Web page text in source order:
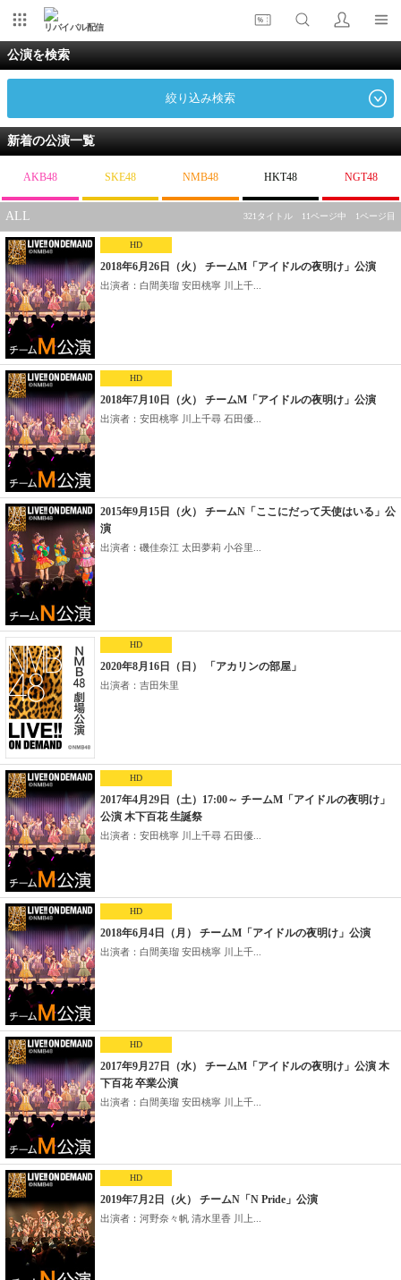
リバイバル配信
公演を検索
絞り込み検索
新着の公演一覧
AKB48 SKE48 NMB48 HKT48 NGT48
ALL 321タイトル 11ページ中 1ページ目
HD
2018年6月26日（火） チームM「アイドルの夜明け」公演
出演者：白間美瑠 安田桃寧 川上千...
HD
2018年7月10日（火） チームM「アイドルの夜明け」公演
出演者：安田桃寧 川上千尋 石田優...
2015年9月15日（火） チームN「ここにだって天使はいる」公
演
出演者：磯佳奈江 太田夢莉 小谷里...
HD
2020年8月16日（日） 「アカリンの部屋」
出演者：吉田朱里
HD
2017年4月29日（土）17:00～ チームM「アイドルの夜明け」
公演 木下百花 生誕祭
出演者：安田桃寧 川上千尋 石田優...
HD
2018年6月4日（月） チームM「アイドルの夜明け」公演
出演者：白間美瑠 安田桃寧 川上千...
HD
2017年9月27日（水） チームM「アイドルの夜明け」公演 木
下百花 卒業公演
出演者：白間美瑠 安田桃寧 川上千...
HD
2019年7月2日（火） チームN「N Pride」公演
出演者：河野奈々帆 清水里香 川上...